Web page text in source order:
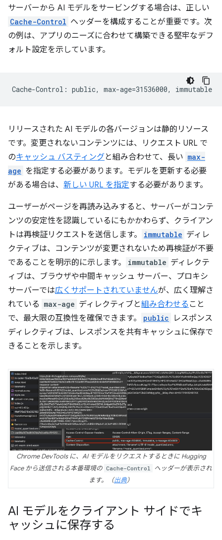
サーバーから AI モデルをサービングする場合は、正しい
Cache-Control ヘッダーを構成することが重要です。次
の例は、アプリのニーズに合わせて構築できる堅牢なデフ
ォルト設定を示しています。
リリースされた AI モデルの各バージョンは静的リソース
です。変更されないコンテンツには、リクエスト URL で
のキャッシュ バスティングと組み合わせて、長い max-
age を指定する必要があります。モデルを更新する必要
がある場合は、 新しい URL を指定する必要があります。
ユーザーがページを再読み込みすると、サーバーがコンテ
ンツの安定性を認識しているにもかかわらず、クライアン
トは再検証リクエストを送信します。
immutable ディレ
クティブは、コンテンツが変更されないため再検証が不要
であることを明示的に示します。
immutable ディレクテ
ィブは、ブラウザや中間キャッシュ サーバー、プロキシ
サーバーでは広くサポートされていませんが、広く理解さ
れている max-age ディレクティブと組み合わせる こと
で、最大限の互換性を確保できます。
public
レスポンス
ディレクティブは、レスポンスを共有キャッシュに保存で
きることを示します。
Chrome DevTools に、AI モデルをリクエストするときに Hugging
Face から送信される本番環境の Cache-Control
ヘッダーが表示され
ます。（出典）
AI モデルをクライアント サイドでキ
ャッシュに保存する